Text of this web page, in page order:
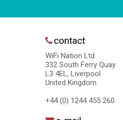
contact
WiFi Nation Ltd
332 South Ferry Quay
L3 4EL, Liverpool
United Kingdom
+44 (0) 1244 455 260